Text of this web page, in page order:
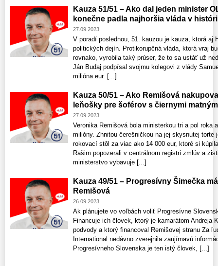
Kauza 51/51 – Ako dal jeden minister
konečne padla najhoršia vláda v
27.09.2023
V poradí poslednou, 51. kauzou je kauza, ktorá aj
politických dejín. Protikorupčná vláda, ktorá vraj
rovnako, vyrobila taký prúser, že to sa ustáť už
Ján Budaj podpísal svojmu kolegovi z vlády
milióna eur. [...]
Kauza 50/51 – Ako Remišová
leňošky pre šoférov s čiernymi
27.09.2023
Veronika Remišová bola ministerkou tri a pol roka
milióny. Zhnitou čerešničkou na jej skysnutej torte
rokovací stôl za viac ako 14 000 eur, ktoré si
Rašim popozerali v centrálnom registri zmlúv a
ministerstvo vybavuje [...]
Kauza 49/51 – Progresívny Šimečka
Remišová
26.09.2023
Ak plánujete vo voľbách voliť Progresívne
Financuje ich človek, ktorý je kamarátom Andreja
podvody a ktorý financoval Remišovej stranu Za
International nedávno zverejnila zaujímavú
Progresívneho Slovenska je ten istý človek, [...]